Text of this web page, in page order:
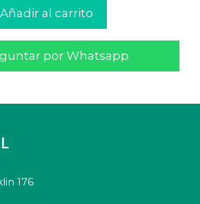
Añadir al carrito
por Whatsapp
176